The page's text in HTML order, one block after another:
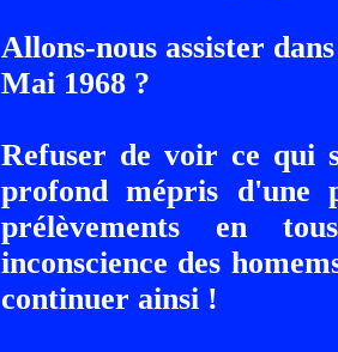
Allons-nous assister
Mai 1968 ?
Refuser de voir ce qui
profond mépris d'une
prélèvements en
inconscience des
continuer ainsi !